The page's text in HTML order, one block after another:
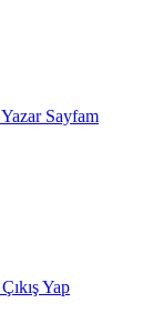
Yazar Sayfam
Çıkış Yap